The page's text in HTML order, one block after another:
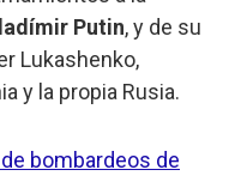
Putin, y de su
Lukashenko,
y la propia Rusia.
bombardeos de